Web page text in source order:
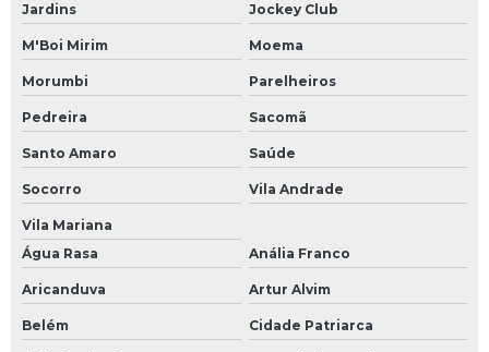
Jardins Jockey Club
M'Boi Mirim Moema
Morumbi Parelheiros
Pedreira Sacomã
Santo Amaro Saúde
Socorro Vila Andrade
Vila Mariana
Água Rasa
Anália Franco
Aricanduva Artur Alvim
Belém Cidade Patriarca